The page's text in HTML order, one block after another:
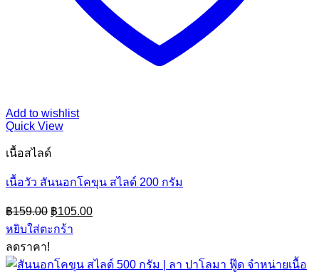
Add to wishlist
Quick View
เนื้อสไลด์
เนื้อวัว สันนอกโคขุน สไลด์ 200 กรัม
฿159.00 Original
price
was:
฿105.00Current
price
หยิบใส่ตะกร้า
ลดราคา!